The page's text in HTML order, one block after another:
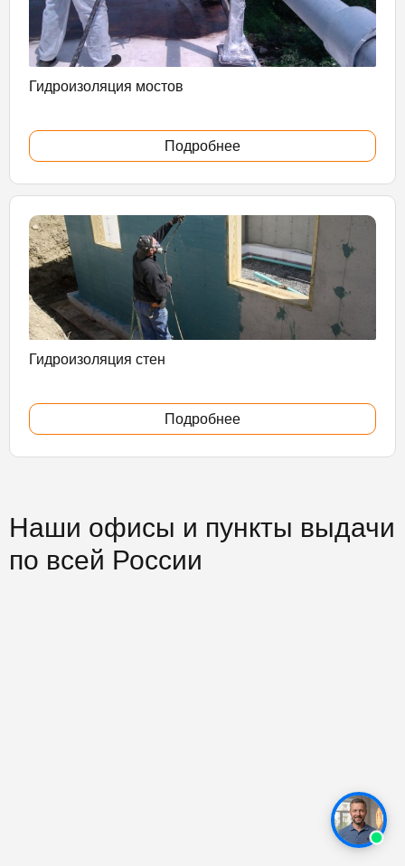
Гидроизоляция мостов
Подробнее
Гидроизоляция стен
Подробнее
Наши офисы и пункты выдачи
по всей России